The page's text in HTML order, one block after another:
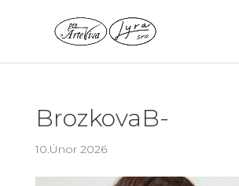
BrozkovaB-
10.Únor 2026